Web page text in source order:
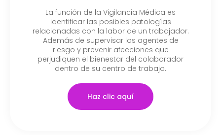
La función de la Vigilancia Médica es
identificar las posibles patologías
relacionadas con la labor de un trabajador.
Además de supervisar los agentes de
riesgo y prevenir afecciones que
perjudiquen el bienestar del colaborador
dentro de su centro de trabajo.
Haz clic aquí